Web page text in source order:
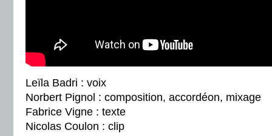
Leïla Badri : voix
Norbert Pignol : composition, accordéon, mixage
Fabrice Vigne : texte
Nicolas Coulon : clip